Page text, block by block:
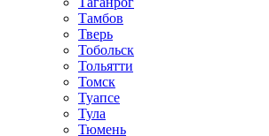
Тамбов
Тверь
Тобольск
Тольятти
Томск
Туапсе
Тула
Тюмень